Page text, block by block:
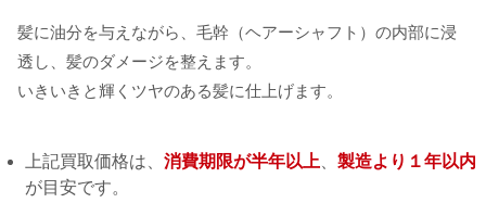
髪に油分を与えながら、毛幹（ヘアーシャフト）の内部に浸
透し、髪のダメージを整えます。
いきいきと輝くツヤのある髪に仕上げます。
上記買取価格は、 消費期限が半年以上
製造より１年以内
が目安です。